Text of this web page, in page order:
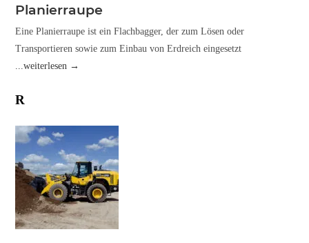
Planierraupe
Eine Planierraupe ist ein Flachbagger, der zum Lösen oder
Transportieren sowie zum Einbau von Erdreich eingesetzt
...weiterlesen →
R